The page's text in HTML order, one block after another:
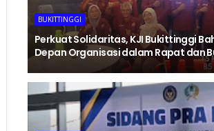
BUKITTINGGI
Perkuat Solidaritas, KJI Bukittinggi
Depan Organisasi dalam Rapat dan